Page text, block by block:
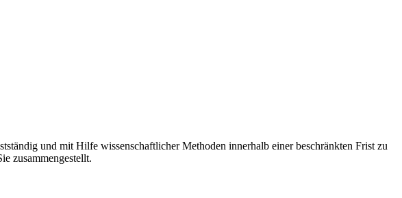
und mit Hilfe wissenschaftlicher Methoden innerhalb einer beschränkten Frist zu
zusammengestellt.